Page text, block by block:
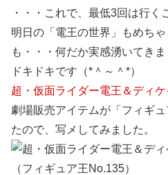
・・・これで、最低3回は行く
明日の「電王の世界」もめち
も・・・何だか実感湧いてきま
ドキドキです（*＾～＾*）
超・仮面ライダー電王＆ディ
劇場販売アイテムが「フィギ
たので、写メしてみました。